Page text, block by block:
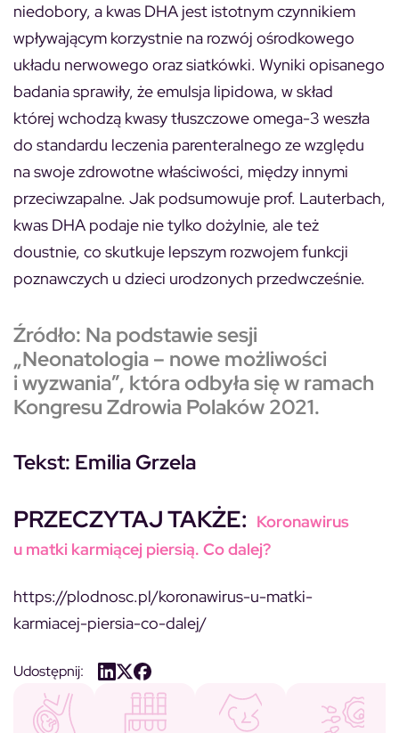
niedobory, a kwas DHA jest istotnym czynnikiem
wpływającym korzystnie na rozwój ośrodkowego
układu nerwowego oraz siatkówki. Wyniki opisanego
badania sprawiły, że emulsja lipidowa, w skład
której wchodzą kwasy tłuszczowe omega-3 weszła
do standardu leczenia parenteralnego ze względu
na swoje zdrowotne właściwości, między innymi
przeciwzapalne. Jak podsumowuje prof. Lauterbach,
kwas DHA podaje nie tylko dożylnie, ale też
doustnie, co skutkuje lepszym rozwojem funkcji
poznawczych u dzieci urodzonych przedwcześnie.
Źródło: Na podstawie sesji
„Neonatologia – nowe możliwości
i wyzwania”, która odbyła się w ramach
Kongresu Zdrowia Polaków 2021.
Tekst: Emilia Grzela
PRZECZYTAJ TAKŻE: Koronawirus
u matki karmiącej piersią. Co dalej?
https://plodnosc.pl/koronawirus-u-matki-
karmiacej-piersia-co-dalej/
Udostępnij: